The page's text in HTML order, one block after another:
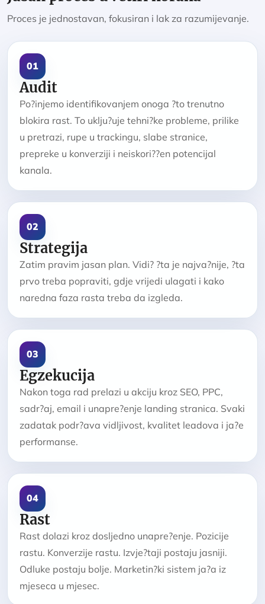
Proces je jednostavan, fokusiran i lak za razumijevanje.
01
Audit
Po?injemo identifikovanjem onoga ?to trenutno
blokira rast. To uklju?uje tehni?ke probleme, prilike
u pretrazi, rupe u trackingu, slabe stranice,
prepreke u konverziji i neiskori??en potencijal
kanala.
02
Strategija
Zatim pravim jasan plan. Vidi? ?ta je najva?nije, ?ta
prvo treba popraviti, gdje vrijedi ulagati i kako
naredna faza rasta treba da izgleda.
03
Egzekucija
Nakon toga rad prelazi u akciju kroz SEO, PPC,
sadr?aj, email i unapre?enje landing stranica. Svaki
zadatak podr?ava vidljivost, kvalitet leadova i ja?e
performanse.
04
Rast
Rast dolazi kroz dosljedno unapre?enje. Pozicije
rastu. Konverzije rastu. Izvje?taji postaju jasniji.
Odluke postaju bolje. Marketin?ki sistem ja?a iz
mjeseca u mjesec.